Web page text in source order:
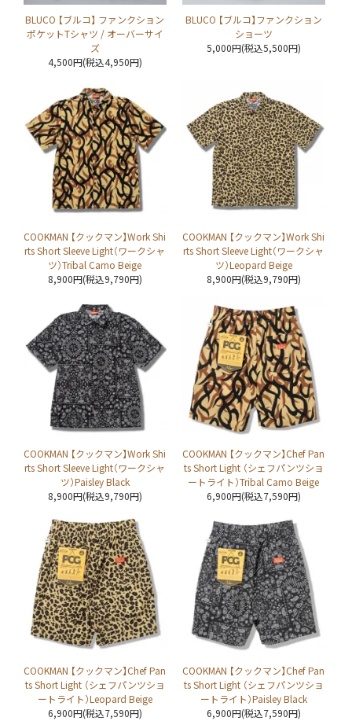
BLUCO 【ブルコ】 ファンクション
ポケットTシャツ / オーバーサイ
ズ
4,500円(税込4,950円)
BLUCO 【ブルコ】ファンクション
ショーツ
5,000円(税込5,500円)
COOKMAN 【クックマン】Work Shi
rts Short Sleeve Light（ワークシャ
ツ）Tribal Camo Beige
8,900円(税込9,790円)
COOKMAN 【クックマン】Work Shi
rts Short Sleeve Light（ワークシャ
ツ）Leopard Beige
8,900円(税込9,790円)
COOKMAN 【クックマン】Work Shi
rts Short Sleeve Light（ワークシャ
ツ）Paisley Black
8,900円(税込9,790円)
COOKMAN 【クックマン】Chef Pan
ts Short Light （シェフパンツショ
ートライト）Tribal Camo Beige
6,900円(税込7,590円)
COOKMAN 【クックマン】Chef Pan
ts Short Light （シェフパンツショ
ートライト）Leopard Beige
6,900円(税込7,590円)
COOKMAN 【クックマン】Chef Pan
ts Short Light （シェフパンツショ
ートライト）Paisley Black
6,900円(税込7,590円)